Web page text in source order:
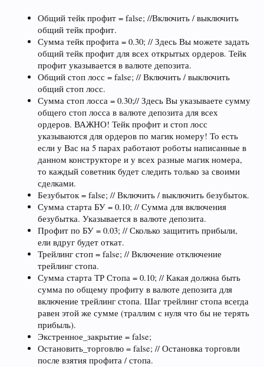
Общий тейк профит = false; //Включить / выключить
общий тейк профит.
Сумма тейк профита = 0.30; // Здесь Вы можете задать
общий тейк профит для всех открытых ордеров. Тейк
профит указывается в валюте депозита.
Общий стоп лосс = false; // Включить / выключить
общий стоп лосс.
Сумма стоп лосса = 0.30;// Здесь Вы указываете сумму
общего стоп лосса в валюте депозита для всех
ордеров. ВАЖНО! Тейк профит и стоп лосс
указываются для ордеров по магик номеру! То есть
если у Вас на 5 парах работают роботы написанные в
данном конструкторе и у всех разные магик номера,
то каждый советник будет следить только за своими
сделками.
Безубыток = false; // Включить / выключить безубыток.
Сумма старта БУ = 0.10; // Сумма для включения
безубытка. Указывается в валюте депозита.
Профит по БУ = 0.03; // Сколько защитить прибыли,
ели вдруг будет откат.
Трейлинг стоп = false; // Включение отключение
трейлинг стопа.
Сумма старта ТР Стопа = 0.10; // Какая должна быть
сумма по общему профиту в валюте депозита для
включение трейлинг стопа. Шаг трейлинг стопа всегда
равен этой же сумме (траллим с нуля что бы не терять
прибыль).
Экстренное_закрытие = false;
Остановить_торговлю = false; // Остановка торговли
после взятия профита / стопа.